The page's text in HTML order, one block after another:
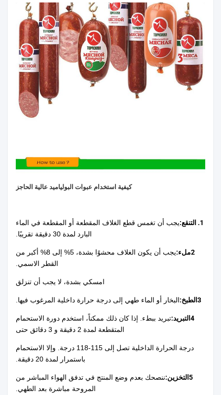
كيفية استخدام عبوات البولياميد عالية الحاجز
1. التنقع:
يجب أن تغمس قطع الغلاف المقطعة أو المقطعة في الماء
البارد لمدة 30 دقيقة تقريبًا.
2ملء:
يجب أن يكون الغلاف محشوًا بشدة، 5% إلى 8% أكبر من
القطر الاسمي.
امسكي بشدة، لا يجب أن تنزلق
3الطبخ: البخار أو الماء طهي إلى درجة حرارة داخلية المرغوب فيها.
4التبريد:
تبريد ببطء. إذا كان ذلك ممكناً، استخدم دورة الاستحمام
المتقطعة لمدة 2 دقيقة و 3 دقائق حتى
درجة الحرارة الداخلية تصل إلى 115-118 درجة. وإلا الاستحمام
باستمرار لمدة 20 دقيقة.
5التخزين:
ننصحك بعدم وضع المنتج في تدفق الهواء المباشر من
المروحة مباشرة بعد الطهي.